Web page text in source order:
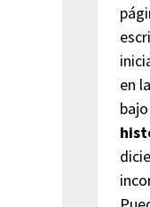
en